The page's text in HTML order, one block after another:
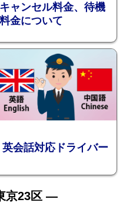
め
キャンセル料金、待機
料金について
英会話対応ドライバー
京23区 —